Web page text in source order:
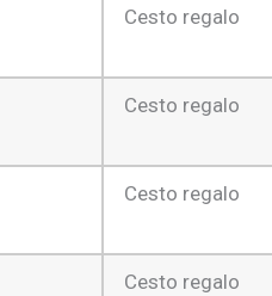
Cesto regalo
Cesto regalo
Cesto regalo
Cesto regalo